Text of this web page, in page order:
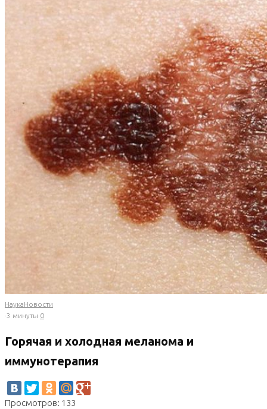
НаукаНовости
·3 минуты·0
Горячая и холодная меланома и
иммунотерапия
Просмотров: 133